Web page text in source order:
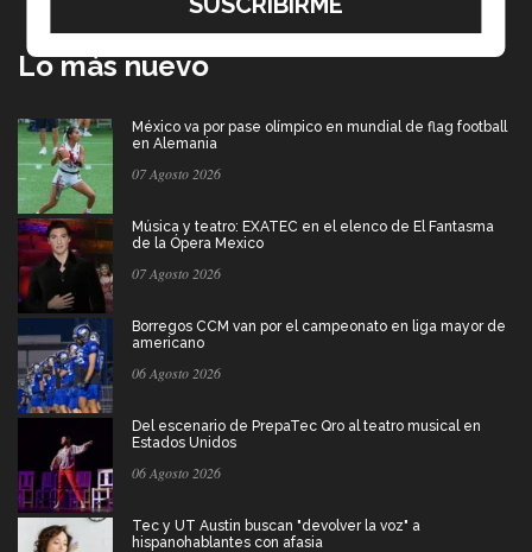
Lo más nuevo
México va por pase olímpico en mundial de flag football
en Alemania
07 Agosto 2026
Música y teatro: EXATEC en el elenco de El Fantasma
de la Ópera Mexico
07 Agosto 2026
Borregos CCM van por el campeonato en liga mayor de
americano
06 Agosto 2026
Del escenario de PrepaTec Qro al teatro musical en
Estados Unidos
06 Agosto 2026
Tec y UT Austin buscan "devolver la voz" a
hispanohablantes con afasia